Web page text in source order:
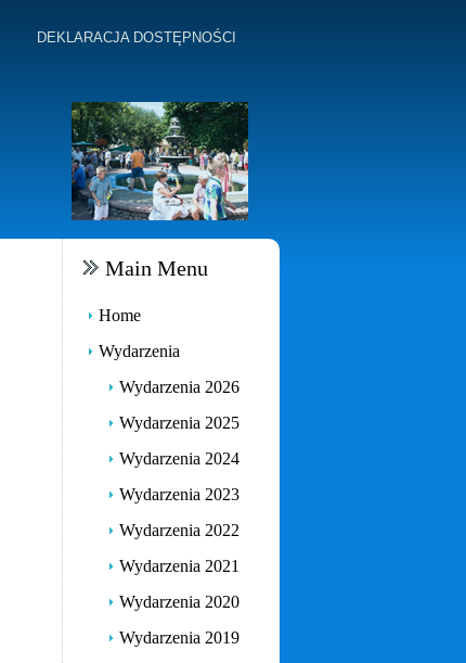
DEKLARACJA DOSTĘPNOŚCI
Main Menu
Home
Wydarzenia
Wydarzenia 2026
Wydarzenia 2025
Wydarzenia 2024
Wydarzenia 2023
Wydarzenia 2022
Wydarzenia 2021
Wydarzenia 2020
Wydarzenia 2019